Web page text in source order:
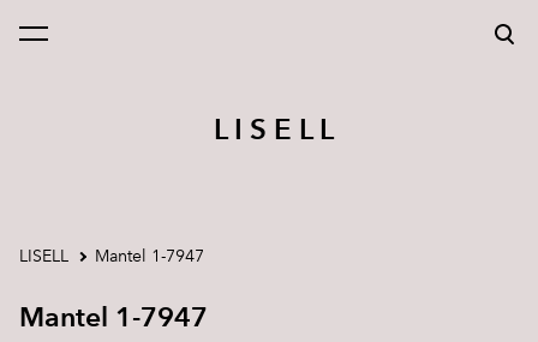
L I S E L L
lisati ostukorvi.
LISELL Mantel 1-7947
Mantel 1-7947